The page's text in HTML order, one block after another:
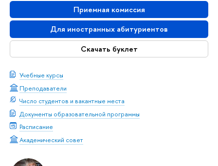
Приемная комиссия
Для иностранных абитуриентов
Скачать буклет
Учебные курсы
Преподаватели
Число студентов и вакантные места
Документы образовательной программы
Расписание
Академический совет